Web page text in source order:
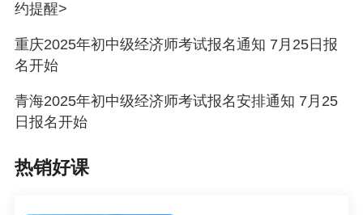
约提醒>
重庆2025年初中级经济师考试报名通知 7月25日报
名开始
青海2025年初中级经济师考试报名安排通知 7月25
日报名开始
热销好课